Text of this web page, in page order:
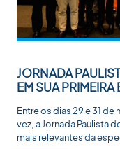
JORNADA
EM SUA
Entre os dias 29 e 31
vez, a Jornada Paulista
mais relevantes da